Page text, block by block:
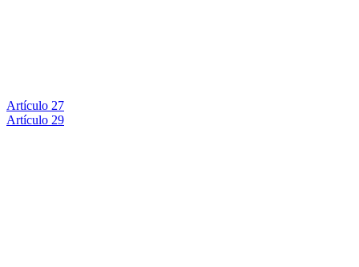
Artículo 27
Artículo 29